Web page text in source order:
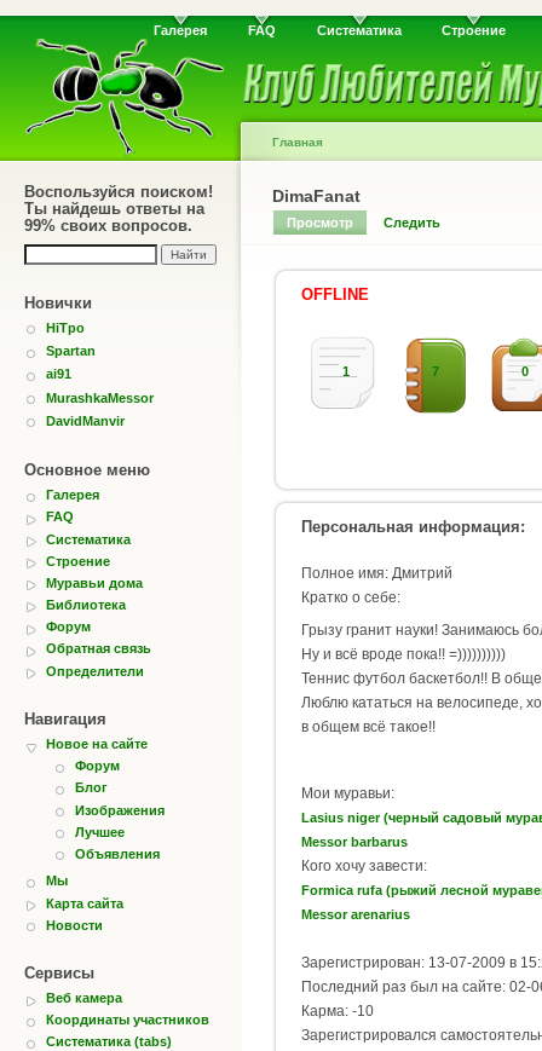
Галерея FAQ Систематика Строение
Воспользуйся поиском!
Ты найдешь ответы на
99% своих вопросов.
Новички
HiTpo
Spartan
ai91
MurashkaMessor
DavidManvir
Основное меню
Галерея
FAQ
Систематика
Строение
Муравьи дома
Библиотека
Форум
Обратная связь
Определители
Навигация
Новое на сайте
Форум
Блог
Изображения
Лучшее
Объявления
Мы
Карта сайта
Новости
Сервисы
Веб камера
Координаты участников
Систематика (tabs)
Главная
DimaFanat
Просмотр Следить
OFFLINE
1 7 0
Персональная информация:
Полное имя: Дмитрий
Кратко о себе:
Грызу гранит науки! Занимаюсь
Ну и всё вроде пока!! =))))))))))
Теннис футбол баскетбол!! В
Люблю кататься на велосипеде,
в общем всё такое!!
Мои муравьи:
Lasius niger (черный садовый
Messor barbarus
Кого хочу завести:
Formica rufa (рыжий лесной
Messor arenarius
Зарегистрирован: 13-07-2009 в
Последний раз был на сайте: 02-
Карма: -10
Зарегистрировался